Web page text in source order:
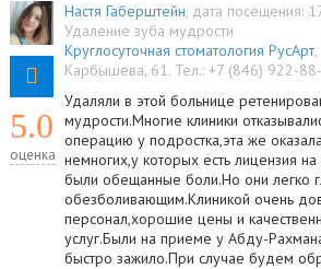
5.0
оценка
Настя Габерштейн, дата посещения:
Удаление зуба мудрости
Круглосуточная стоматология РусАрт,
Карбышева, 61. Тел.: +7 (846) 922-
Удаляли в этой больнице
мудрости.Многие клиники
операцию у подростка,эта же
немногих,у которых есть лицензия
были обещанные боли.Но они легко
обезболивающим.Клиникой очень
персонал,хорошие цены и
услуг.Были на приеме у Абду-
быстро зажило.При случае будем